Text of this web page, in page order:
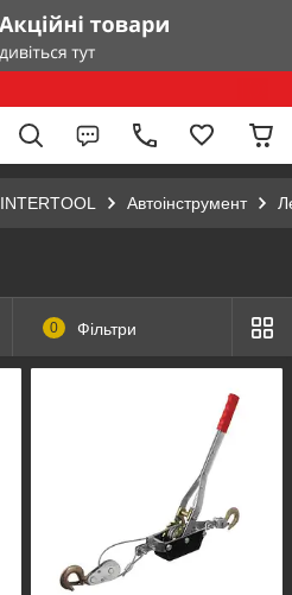
INTERTOOL Автоінструмент
0 Фільтри